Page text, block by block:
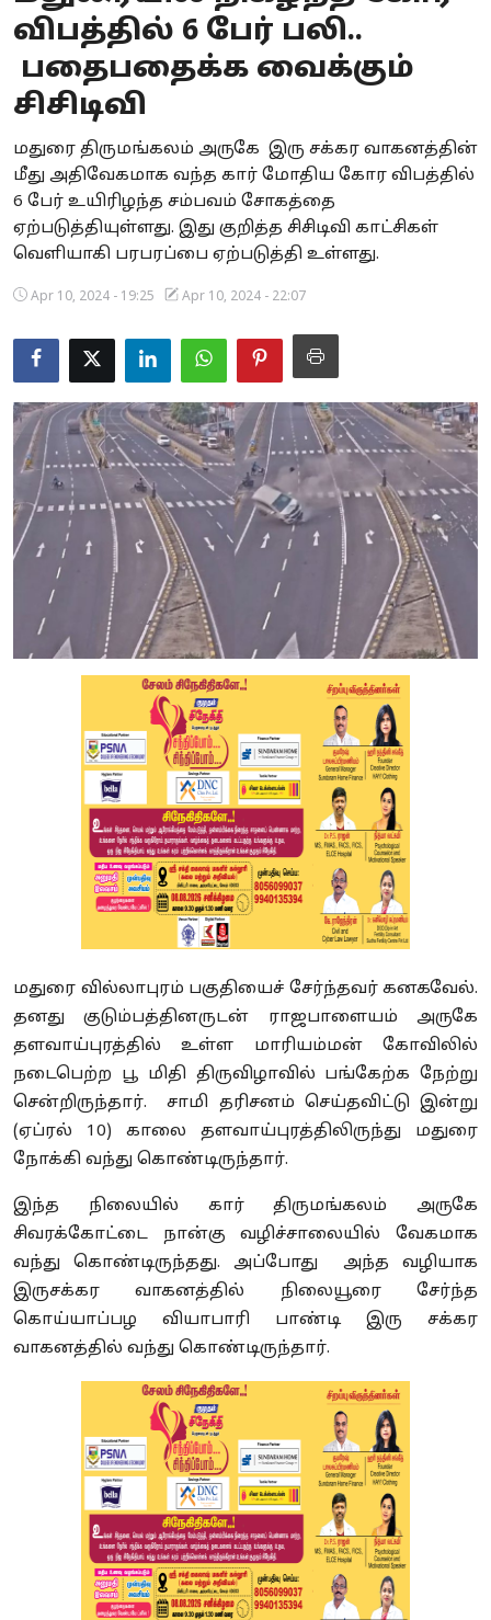
Business
Crime
National
World
Weather
Politics
விபத்தில் 6 பேர் பலி..
பதைபதைக்க வைக்கும்
சிசிடிவி
மதுரை திருமங்கலம் அருகே இரு சக்கர வாகனத்தின்
மீது அதிவேகமாக வந்த கார் மோதிய கோர விபத்தில்
6 பேர் உயிரிழந்த சம்பவம் சோகத்தை
ஏற்படுத்தியுள்ளது. இது குறித்த சிசிடிவி காட்சிகள்
வெளியாகி பரபரப்பை ஏற்படுத்தி உள்ளது.
Apr 10, 2024 - 19:25 Apr 10, 2024 - 22:07
மதுரை வில்லாபுரம் பகுதியைச் சேர்ந்தவர் கனகவேல்.
தனது குடும்பத்தினருடன் ராஜபாளையம் அருகே
தளவாய்புரத்தில் உள்ள மாரியம்மன் கோவிலில்
நடைபெற்ற பூ மிதி திருவிழாவில் பங்கேற்க நேற்று
சென்றிருந்தார். சாமி தரிசனம் செய்தவிட்டு இன்று
(ஏப்ரல் 10) காலை தளவாய்புரத்திலிருந்து மதுரை
நோக்கி வந்து கொண்டிருந்தார்.
இந்த நிலையில் கார் திருமங்கலம் அருகே
சிவரக்கோட்டை நான்கு வழிச்சாலையில் வேகமாக
வந்து கொண்டிருந்தது. அப்போது அந்த வழியாக
இருசக்கர வாகனத்தில் நிலையூரை சேர்ந்த
கொய்யாப்பழ வியாபாரி பாண்டி இரு சக்கர
வாகனத்தில் வந்து கொண்டிருந்தார்.